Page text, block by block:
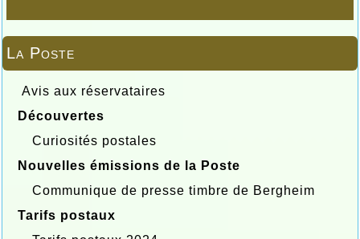
La Poste
Avis aux réservataires
Découvertes
Curiosités postales
Nouvelles émissions de la Poste
Communique de presse timbre de Bergheim
Tarifs postaux